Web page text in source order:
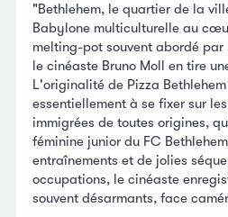
"Bethlehem, le quartier de la
Babylone multiculturelle au
melting-pot souvent abordé
le cinéaste Bruno Moll en tire
L'originalité de Pizza
essentiellement à se fixer sur
immigrées de toutes origines,
féminine junior du FC
entraînements et de jolies
occupations, le cinéaste
souvent désarmants, face